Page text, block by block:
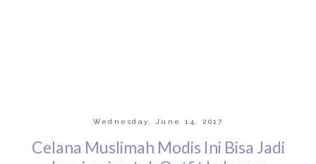
Wednesday, June 14, 2017
Celana Muslimah Modis Ini Bisa Jadi